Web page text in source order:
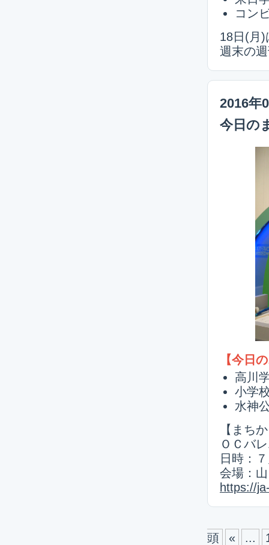
コン
18日(月)
週末の
2016年
今日の
【今日
高川
小学
水神
【まち
ＯＣバ
日時：
会場：
https://
頭 « ...